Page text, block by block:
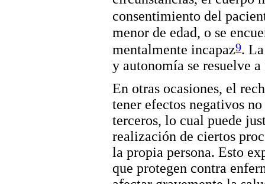
consentimiento del
menor de edad, o se
mentalmente incapaz9.
y autonomía se resuelve
En otras ocasiones, el
tener efectos negativos
terceros, lo cual puede
realización de ciertos
la propia persona. Esto
que protegen contra